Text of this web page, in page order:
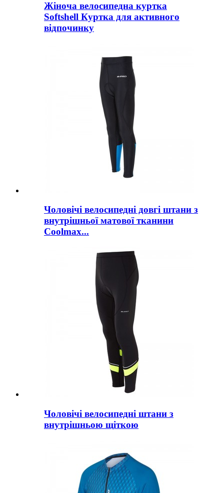
Жіноча велосипедна куртка
Softshell Куртка для активного
відпочинку
Чоловічі велосипедні довгі штани з
внутрішньої матової тканини
Coolmax...
Чоловічі велосипедні штани з
внутрішньою щіткою